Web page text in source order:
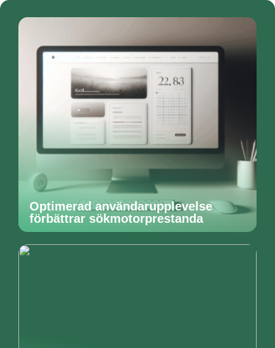
Optimerad användarupplevelse
förbättrar sökmotorprestanda